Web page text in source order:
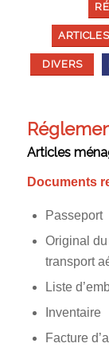
DIVERS
Articles
Documents
Passeport
Original
transport
Liste
Inventaire
Facture